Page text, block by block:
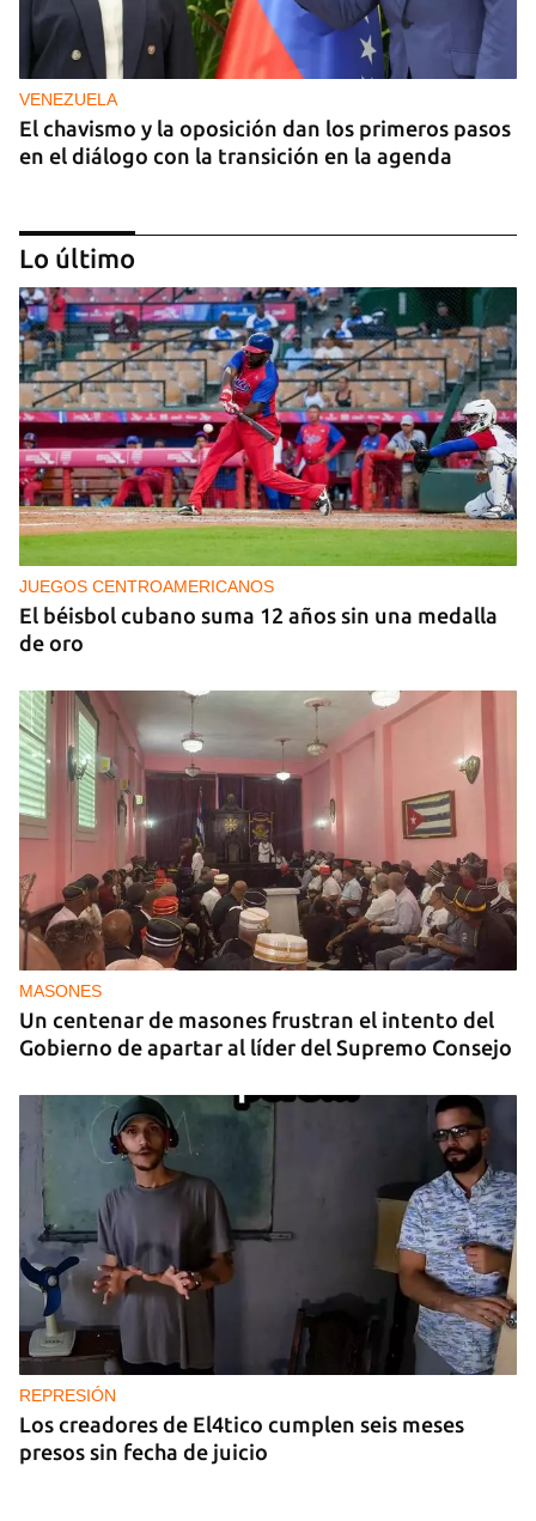
VENEZUELA
El chavismo y la oposición dan los primeros pasos
en el diálogo con la transición en la agenda
NICARAGUA
EE UU propone a la OEA convocar a los
cancilleres para "tomar medidas" contra las
decisiones de Ortega
Lo último
JUEGOS CENTROAMERICANOS
El béisbol cubano suma 12 años sin una medalla
de oro
MASONES
Un centenar de masones frustran el intento del
Gobierno de apartar al líder del Supremo Consejo
REPRESIÓN
Los creadores de El4tico cumplen seis meses
presos sin fecha de juicio